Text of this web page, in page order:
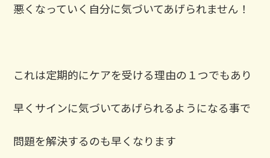
悪くなっていく自分に気づいてあげられません！
これは定期的にケアを受ける理由の１つでもあり
早くサインに気づいてあげられるようになる事で
問題を解決するのも早くなります